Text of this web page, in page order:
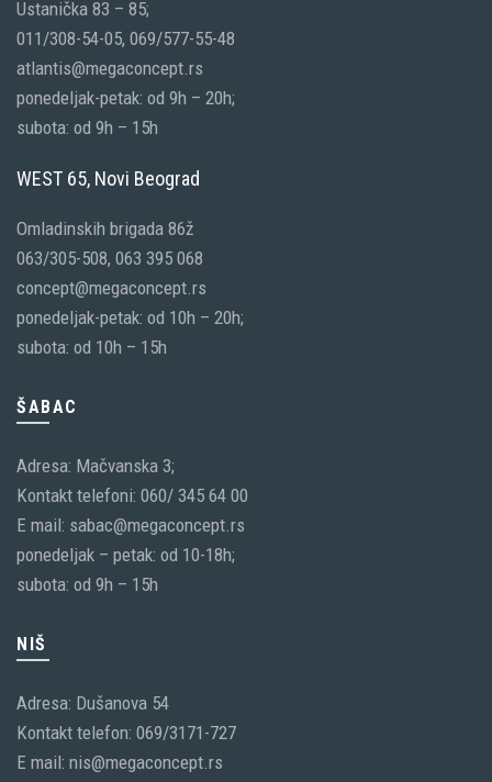
Ustanička 83 – 85;
011/308-54-05, 069/577-55-48
atlantis@megaconcept.rs
ponedeljak-petak: od 9h – 20h;
subota: od 9h – 15h
WEST 65, Novi Beograd
Omladinskih brigada 86ž
063/305-508, 063 395 068
concept@megaconcept.rs
ponedeljak-petak: od 10h – 20h;
subota: od 10h – 15h
ŠABAC
Adresa: Mačvanska 3;
Kontakt telefoni: 060/ 345 64 00
E mail: sabac@megaconcept.rs
ponedeljak – petak: od 10-18h;
subota: od 9h – 15h
NIŠ
Adresa: Dušanova 54
Kontakt telefon: 069/3171-727
E mail: nis@megaconcept.rs